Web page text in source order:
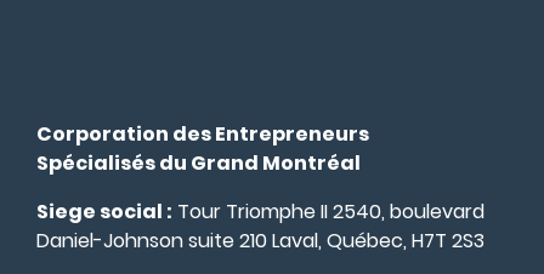
Corporation des Entrepreneurs
Spécialisés du Grand Montréal
Siege social : Tour Triomphe II 2540, boulevard
Daniel-Johnson suite 210 Laval, Québec, H7T 2S3